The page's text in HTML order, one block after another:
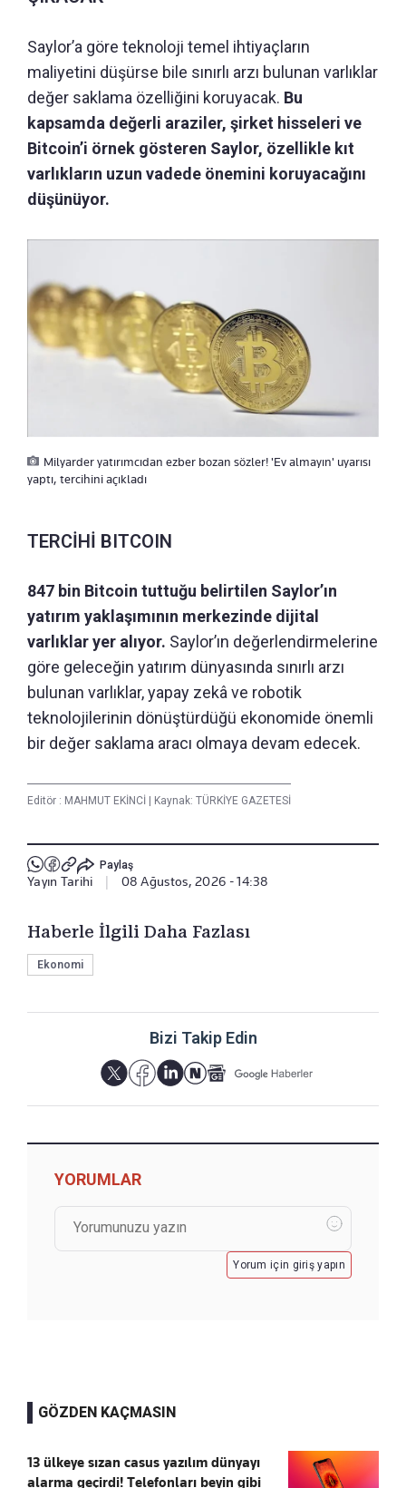
Saylor’a göre teknoloji temel ihtiyaçların
maliyetini düşürse bile sınırlı arzı bulunan varlıklar
değer saklama özelliğini koruyacak. Bu
kapsamda değerli araziler, şirket hisseleri ve
Bitcoin’i örnek gösteren Saylor, özellikle kıt
varlıkların uzun vadede önemini koruyacağını
düşünüyor.
Milyarder yatırımcıdan ezber bozan sözler! 'Ev almayın' uyarısı
yaptı, tercihini açıkladı
TERCİHİ BITCOIN
847 bin Bitcoin tuttuğu belirtilen Saylor’ın
yatırım yaklaşımının merkezinde dijital
varlıklar yer alıyor. Saylor’ın değerlendirmelerine
göre geleceğin yatırım dünyasında sınırlı arzı
bulunan varlıklar, yapay zekâ ve robotik
teknolojilerinin dönüştürdüğü ekonomide önemli
bir değer saklama aracı olmaya devam edecek.
Editör : MAHMUT EKİNCİ | Kaynak: TÜRKİYE GAZETESİ
Paylaş
Yayın Tarihi 08 Ağustos, 2026 - 14:38
Haberle İlgili Daha Fazlası
Ekonomi
Bizi Takip Edin
YORUMLAR
Yorum için giriş yapın
GÖZDEN KAÇMASIN
13 ülkeye sızan casus yazılım dünyayı
alarma geçirdi! Telefonları beyin gibi